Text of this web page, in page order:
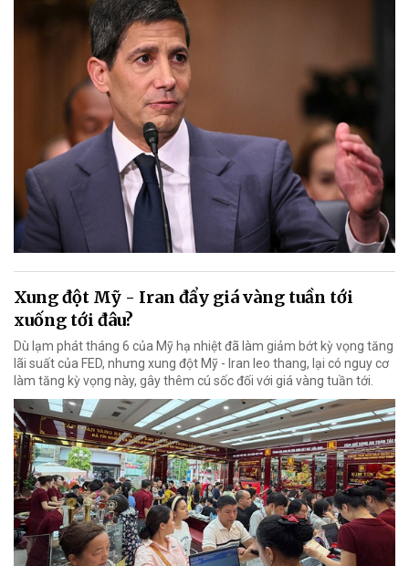
Xung đột Mỹ - Iran đẩy giá vàng tuần tới
xuống tới đâu?
Dù lạm phát tháng 6 của Mỹ hạ nhiệt đã làm giảm bớt kỳ vọng tăng
lãi suất của FED, nhưng xung đột Mỹ - Iran leo thang, lại có nguy cơ
làm tăng kỳ vọng này, gây thêm cú sốc đối với giá vàng tuần tới.